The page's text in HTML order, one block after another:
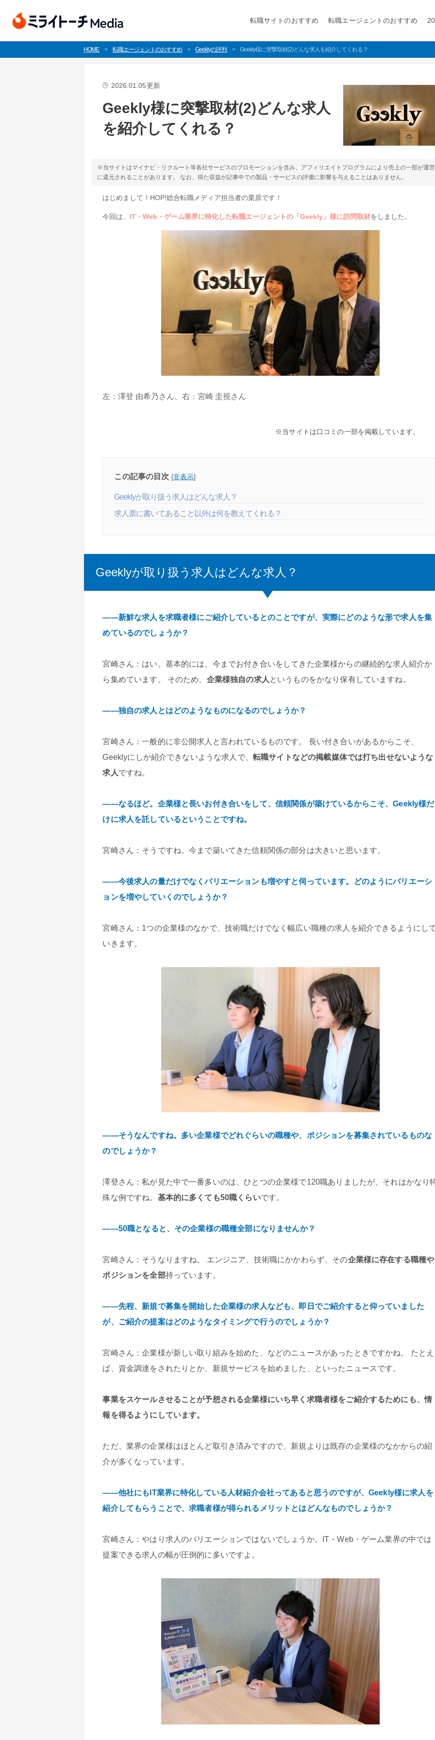
転職サイトのおすすめ 転職エージェントのおすすめ
HOME 転職エージェントのおすすめ Geeklyの評判 Geekly様に突撃取材(2)どんな求人を紹介してくれる？
🕒 2026.01.05更新
Geekly様に突撃取材(2)どんな求人
を紹介してくれる？
※当サイトはマイナビ・リクルート等各社サービスのプロモーションを含み、アフィリエイトプログラムにより売上の一部が運
に還元されることがあります。 なお、得た収益が記事中での製品・サービスの評価に影響を与えることはありません。
はじめまして！HOP!総合転職メディア担当者の栗原です！
今回は、 IT・Web・ゲーム業界に特化した転職エージェントの「Geekly」様に訪問取材をしました。
左：澤登 由希乃さん、右：宮崎 圭視さん
※当サイトは口コミの一部を掲載しています。
この記事の目次 [非表示]
Geeklyが取り扱う求人はどんな求人？
求人票に書いてあること以外は何を教えてくれる？
Geeklyが取り扱う求人はどんな求人？
――新鮮な求人を求職者様にご紹介しているとのことですが、実際にどのような形で求人を集
めているのでしょうか？
宮崎さん：はい。基本的には、今までお付き合いをしてきた企業様からの継続的な求人紹介か
ら集めています。 そのため、 企業様独自の求人 というものをかなり保有していますね。
――独自の求人とはどのようなものになるのでしょうか？
宮崎さん：一般的に非公開求人と言われているものです。 長い付き合いがあるからこそ、
Geeklyにしか紹介できないような求人で、 転職サイトなどの掲載媒体では打ち出せないような
求人ですね。
――なるほど。企業様と長いお付き合いをして、信頼関係が築けているからこそ、Geekly様だ
けに求人を託しているということですね。
宮崎さん：そうですね。今まで築いてきた信頼関係の部分は大きいと思います。
――今後求人の量だけでなくバリエーションも増やすと伺っています。どのようにバリエーシ
ョンを増やしていくのでしょうか？
宮崎さん：1つの企業様のなかで、技術職だけでなく幅広い職種の求人を紹介できるようにし
いきます。
――そうなんですね。多い企業様でどれぐらいの職種や、ポジションを募集されているものな
のでしょうか？
澤登さん：私が見た中で一番多いのは、ひとつの企業様で120職ありましたが、それはかなり
殊な例ですね。 基本的に多くても50職くらいです。
――50職となると、その企業様の職種全部になりませんか？
宮崎さん：そうなりますね。 エンジニア、技術職にかかわらず、その企業様に存在する職種や
ポジションを全部持っています。
――先程、新規で募集を開始した企業様の求人なども、即日でご紹介すると仰っていました
が、ご紹介の提案はどのようなタイミングで行うのでしょうか？
宮崎さん：企業様が新しい取り組みを始めた、などのニュースがあったときですかね。 たとえ
ば、資金調達をされたりとか、新規サービスを始めました、といったニュースです。
事業をスケールさせることが予想される企業様にいち早く求職者様をご紹介するためにも、情
報を得るようにしています。
ただ、業界の企業様はほとんど取引き済みですので、新規よりは既存の企業様のなかからの紹
介が多くなっています。
――他社にもIT業界に特化している人材紹介会社ってあると思うのですが、Geekly様に求人を
紹介してもらうことで、求職者様が得られるメリットとはどんなものでしょうか？
宮崎さん：やはり求人のバリエーションではないでしょうか。IT・Web・ゲーム業界の中では
提案できる求人の幅が圧倒的に多いですよ。